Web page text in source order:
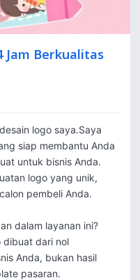
Jam Berkualitas
logo saya.Saya
siap membantu Anda
untuk bisnis Anda.
logo yang unik,
pembeli Anda.
dalam layanan ini?
dibuat dari nol
Anda, bukan hasil
pasaran.